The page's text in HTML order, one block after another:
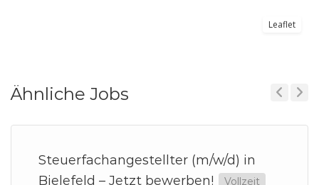
Leaflet
Ähnliche Jobs
Steuerfachangestellter (m/w/d) in
Bielefeld – Jetzt bewerben!
Vollzeit